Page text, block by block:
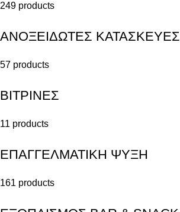
249 products
ΑΝΟΞΕΙΔΩΤΕΣ ΚΑΤΑΣΚΕΥΕΣ
57 products
ΒΙΤΡΙΝΕΣ
11 products
ΕΠΑΓΓΕΛΜΑΤΙΚΗ ΨΥΞΗ
161 products